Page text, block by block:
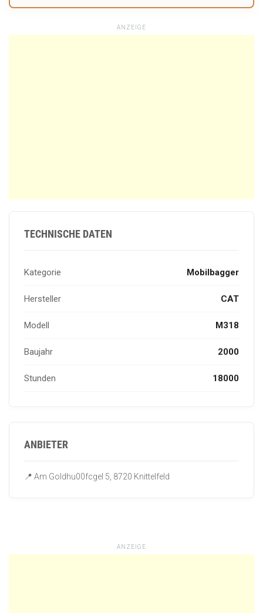
ANZEIGE
TECHNISCHE DATEN
Kategorie Mobilbagger
Hersteller CAT
Modell M318
Baujahr 2000
Stunden 18000
ANBIETER
📍 Am Goldhu00fcgel 5, 8720 Knittelfeld
ANZEIGE